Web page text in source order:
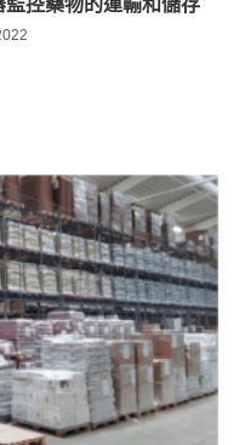
控藥物的運輸和儲存